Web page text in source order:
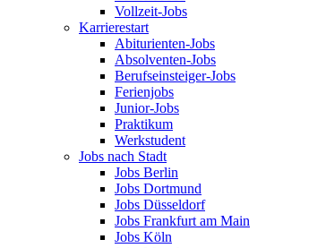
Vollzeit-Jobs
Karrierestart
Abiturienten-Jobs
Absolventen-Jobs
Berufseinsteiger-Jobs
Ferienjobs
Junior-Jobs
Praktikum
Werkstudent
Jobs nach Stadt
Jobs Berlin
Jobs Dortmund
Jobs Düsseldorf
Jobs Frankfurt am Main
Jobs Köln